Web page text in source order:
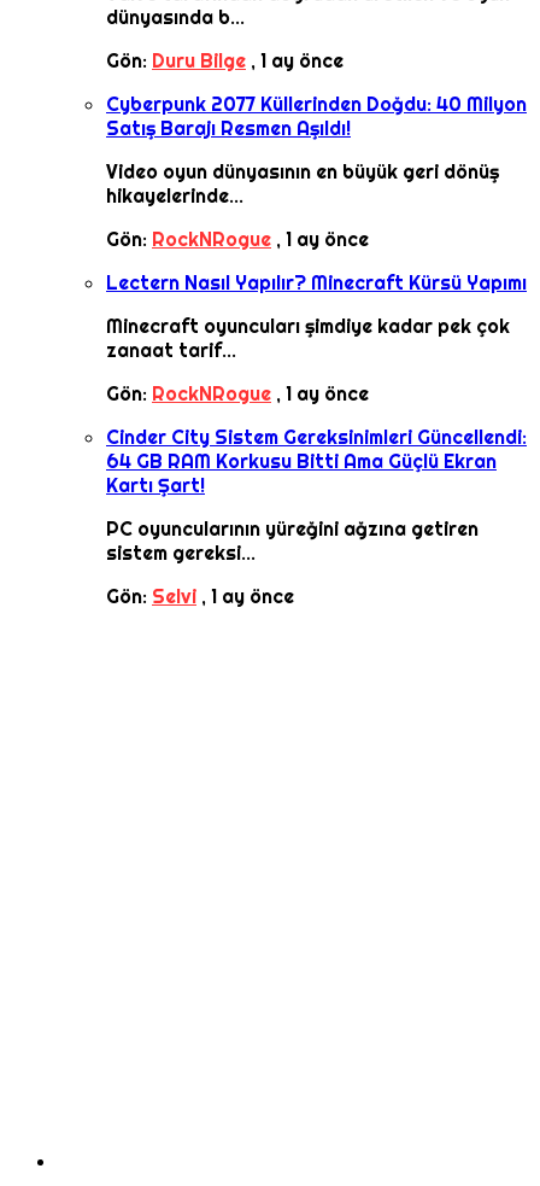
dünyasında b...
Gön: Duru Bilge , 1 ay önce
Cyberpunk 2077 Küllerinden Doğdu: 40 Milyon
Satış Barajı Resmen Aşıldı!
Video oyun dünyasının en büyük geri dönüş
hikayelerinde...
Gön: RockNRogue , 1 ay önce
Lectern Nasıl Yapılır? Minecraft Kürsü Yapımı
Minecraft oyuncuları şimdiye kadar pek çok
zanaat tarif...
Gön: RockNRogue , 1 ay önce
Cinder City Sistem Gereksinimleri Güncellendi:
64 GB RAM Korkusu Bitti Ama Güçlü Ekran
Kartı Şart!
PC oyuncularının yüreğini ağzına getiren
sistem gereksi...
Gön: Selvi , 1 ay önce